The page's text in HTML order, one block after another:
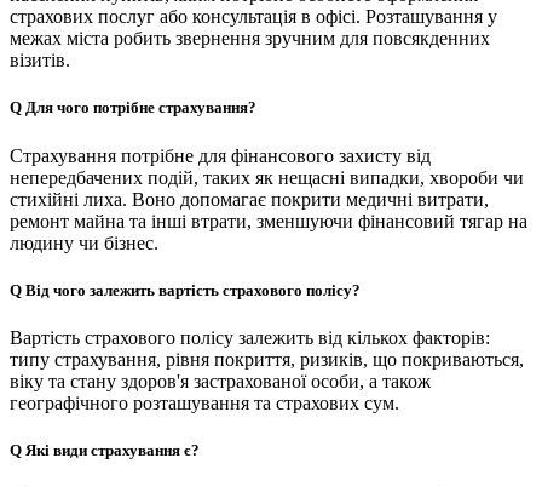
страхових послуг або консультація в офісі. Розташування у
межах міста робить звернення зручним для повсякденних
візитів.
Q Для чого потрібне страхування?
Страхування потрібне для фінансового захисту від
непередбачених подій, таких як нещасні випадки, хвороби чи
стихійні лиха. Воно допомагає покрити медичні витрати,
ремонт майна та інші втрати, зменшуючи фінансовий тягар на
людину чи бізнес.
Q Від чого залежить вартість страхового полісу?
Вартість страхового полісу залежить від кількох факторів:
типу страхування, рівня покриття, ризиків, що покриваються,
віку та стану здоров'я застрахованої особи, а також
географічного розташування та страхових сум.
Q Які види страхування є?